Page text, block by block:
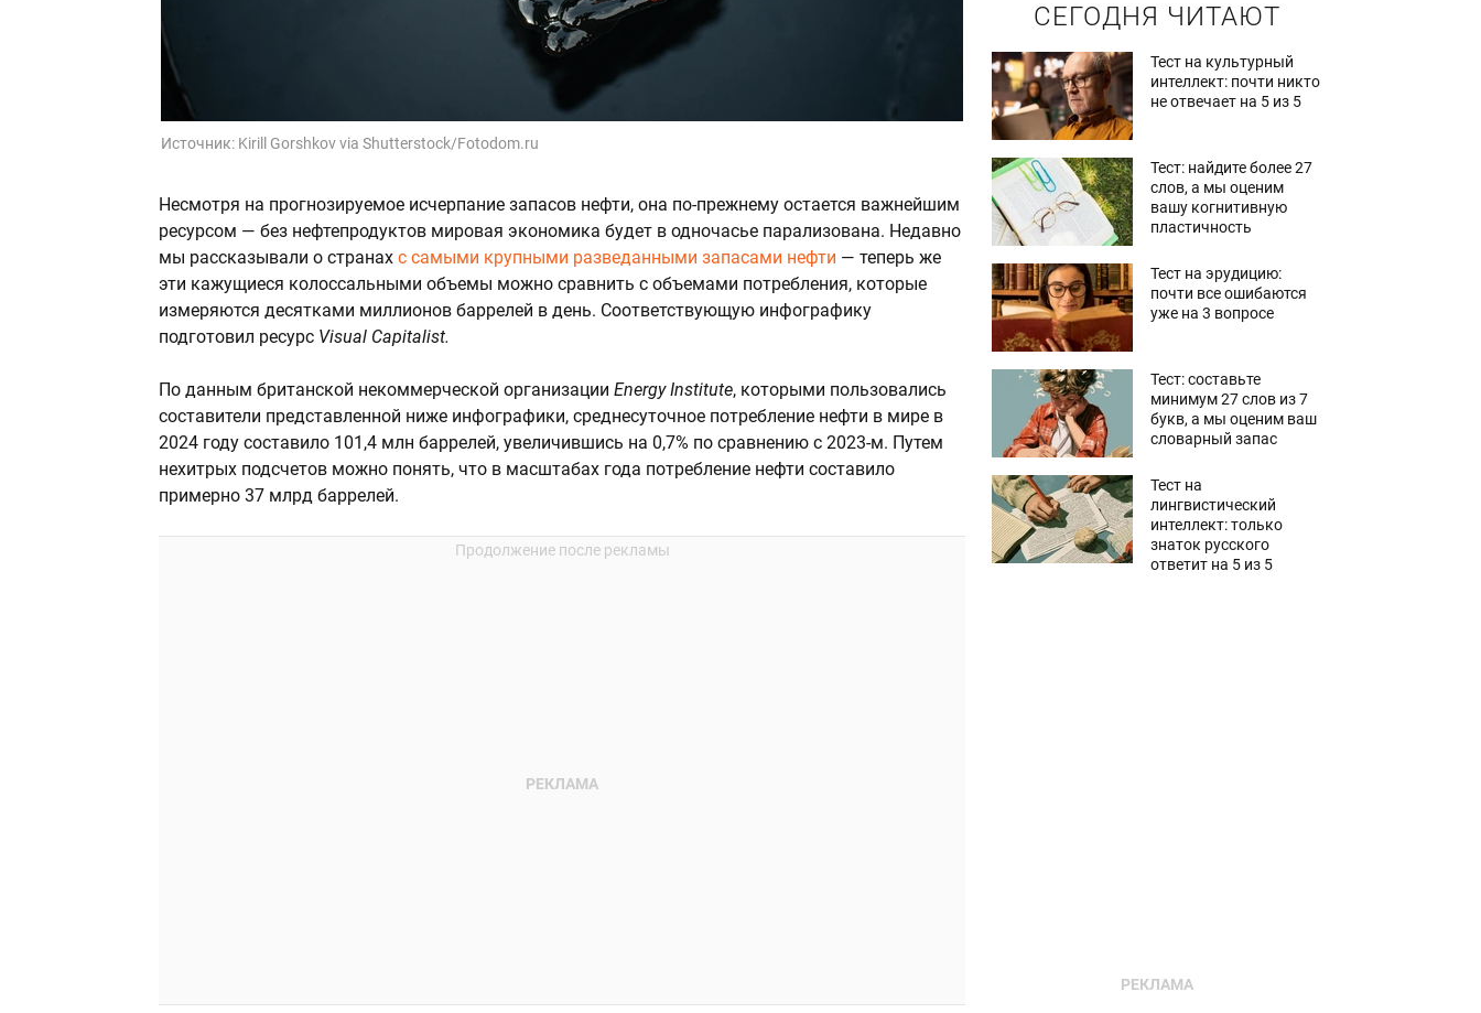
Источник: Kirill Gorshkov via Shutterstock/Fotodom.ru
Несмотря на прогнозируемое исчерпание запасов нефти, она по-прежнему остается важнейшим
ресурсом — без нефтепродуктов мировая экономика будет в одночасье парализована. Недавно
мы рассказывали о странах с самыми крупными разведанными запасами нефти — теперь же
эти кажущиеся колоссальными объемы можно сравнить с объемами потребления, которые
измеряются десятками миллионов баррелей в день. Соответствующую инфографику
подготовил ресурс Visual Capitalist.
По данным британской некоммерческой организации Energy Institute, которыми пользовались
составители представленной ниже инфографики, среднесуточное потребление нефти в мире в
2024 году составило 101,4 млн баррелей, увеличившись на 0,7% по сравнению с 2023-м. Путем
нехитрых подсчетов можно понять, что в масштабах года потребление нефти составило
примерно 37 млрд баррелей.
СЕГОДНЯ ЧИТАЮТ
Тест на культурный
интеллект: почти никто
не отвечает на 5 из 5
Тест: найдите более 27
слов, а мы оценим
вашу когнитивную
пластичность
Тест на эрудицию:
почти все ошибаются
уже на 3 вопросе
Тест: составьте
минимум 27 слов из 7
букв, а мы оценим ваш
словарный запас
Тест на
лингвистический
интеллект: только
знаток русского
ответит на 5 из 5